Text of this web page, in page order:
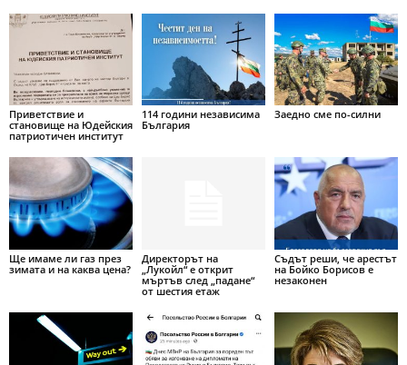
Приветствие и
становище на Юдейския
патриотичен институт
114 години независима
България
Заедно сме по-силни
Ще имаме ли газ през
зимата и на каква цена?
Директорът на
„Лукойл“ е открит
мъртъв след „падане“
от шестия етаж
Съдът реши, че арестът
на Бойко Борисов е
незаконен